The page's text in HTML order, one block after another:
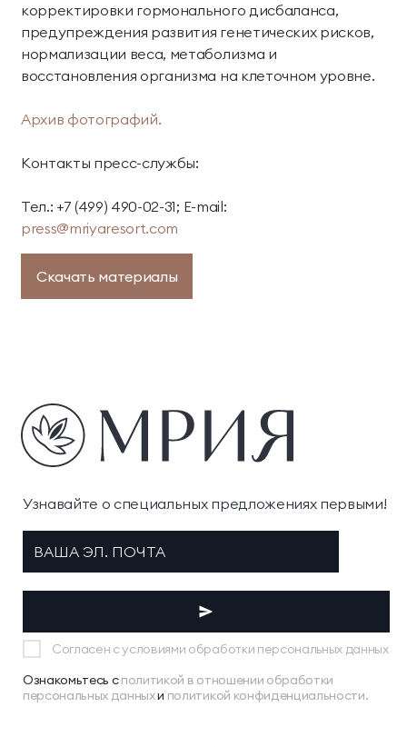
корректировки гормонального дисбаланса,
предупреждения развития генетических рисков,
нормализации веса, метаболизма и
восстановления организма на клеточном уровне.
Архив фотографий.
Контакты пресс-службы:
Тел.: +7 (499) 490-02-31; E-mail:
press@mriyaresort.com
Скачать материалы
Узнавайте о специальных предложениях первыми!
Согласен с условиями обработки персональных данных
Ознакомьтесь сполитикой в отношении обработки
персональных данныхи политикой конфиденциальности.